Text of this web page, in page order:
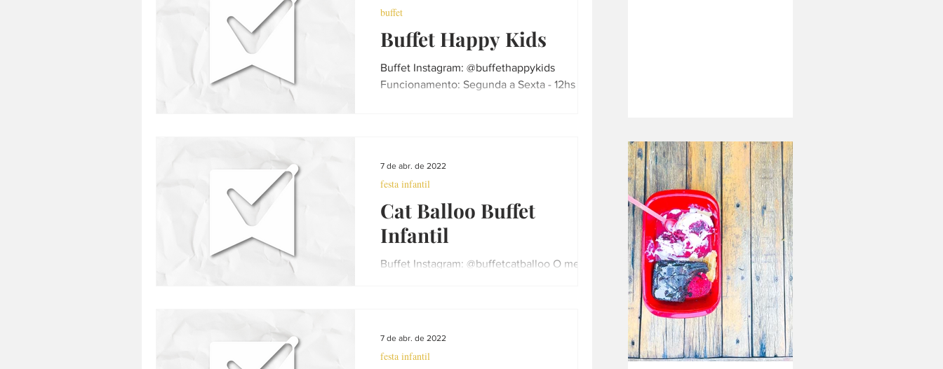
Buffet Happy Kids
Buffet Instagram: @buffethappykids
Funcionamento: Segunda a Sexta - 12hs às
buffet
Cat Balloo Buffet
Infantil
Buffet Instagram: @buffetcatballoo O melhor
festa infantil
7 de abr. de 2022
festa infantil
7 de abr. de 2022